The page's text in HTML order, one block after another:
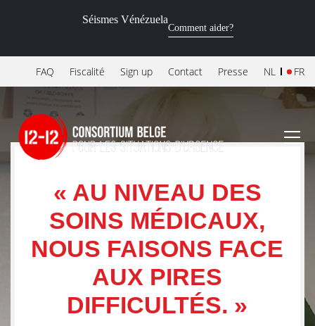
Séismes Vénézuela
Comment aider?
FAQ Fiscalité Sign up Contact Presse FR
NL
« AU NIVEAU DES
SOINS MÉDICAUX,
NOUS FAISONS FACE
AUX PIRES
DIFFICULTÉS. »